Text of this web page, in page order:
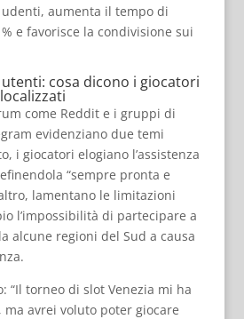
aumenta il tempo di
e favorisce la condivisione sui
utenti: cosa dicono i giocatori
come Reddit e i gruppi di
evidenziano due temi
i giocatori elogiano l’assistenza
“sempre pronta e
lamentano le limitazioni
l’impossibilità di partecipare a
alcune regioni del Sud a causa
“Il torneo di slot Venezia mi ha
avrei voluto poter giocare